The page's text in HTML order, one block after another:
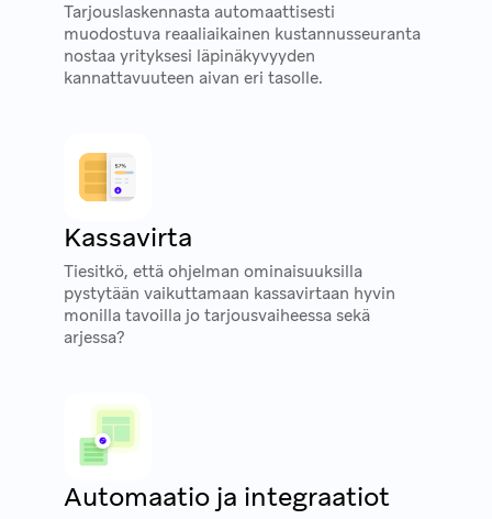
Tarjouslaskennasta automaattisesti
muodostuva reaaliaikainen kustannusseuranta
nostaa yrityksesi läpinäkyvyyden
kannattavuuteen aivan eri tasolle.
Kassavirta
Tiesitkö, että ohjelman ominaisuuksilla
pystytään vaikuttamaan kassavirtaan hyvin
monilla tavoilla jo tarjousvaiheessa sekä
arjessa?
Automaatio ja integraatiot